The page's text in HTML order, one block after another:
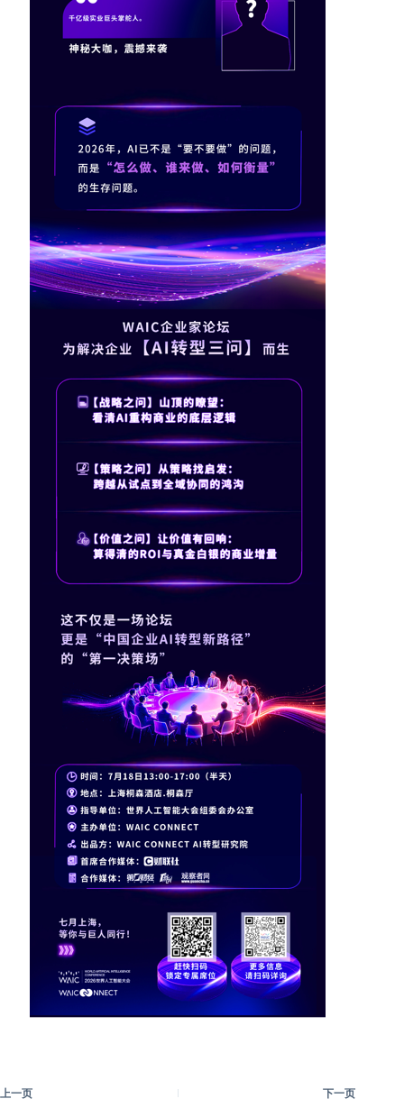
上一页 下一页